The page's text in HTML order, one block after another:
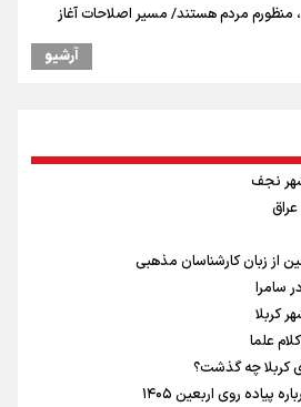
مردم هستند/ مسیر اصلاحات آغاز
استاندار خوزستان: دو میلیون و ۱۷۰ هزار تردد در مرزهای شلمچه و چذابه
انجام شد/ فرصت طلایی برای اقتصاد
: تمرکزم روی مسابقات پاکستان است نه
کنسولگری آمریکا را بازداشت کرد
: قدم به قدم تلاش می کنم تا به طلای
سرسختی هستند
پرسپولیس؛ ستاره‌های امید به بزرگسالان
آرشیو
نجف
از زبان کارشناسان مذهبی
سامرا
کربلا
علما
کربلا چه گذشت؟
پیاده روی اربعین ۱۴۰۵